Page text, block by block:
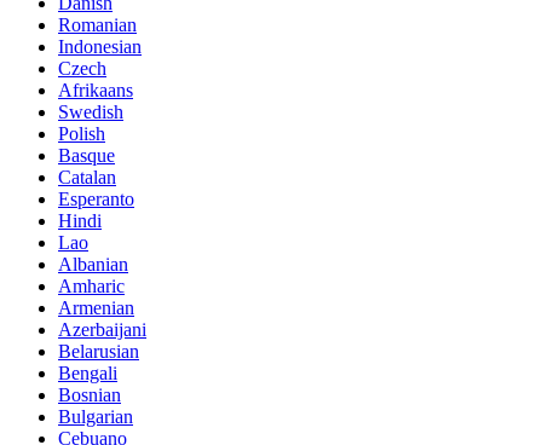
Romanian
Indonesian
Czech
Afrikaans
Swedish
Polish
Basque
Catalan
Esperanto
Hindi
Lao
Albanian
Amharic
Armenian
Azerbaijani
Belarusian
Bengali
Bosnian
Bulgarian
Cebuano